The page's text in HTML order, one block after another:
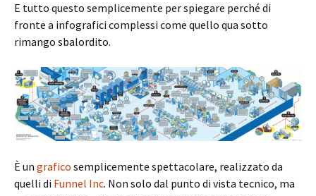
E tutto questo semplicemente per spiegare perché di
fronte a infografici complessi come quello qua sotto
rimango sbalordito.
È un grafico semplicemente spettacolare, realizzato da
quelli di Funnel Inc. Non solo dal punto di vista tecnico, ma